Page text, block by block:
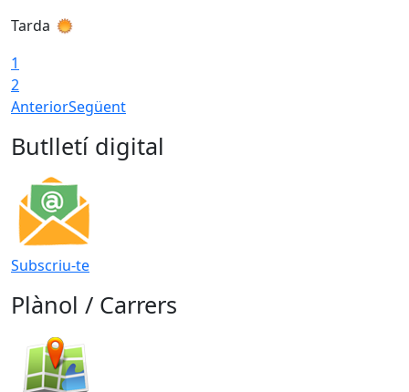
Tarda
1
2
AnteriorSegüent
Butlletí digital
Subscriu-te
Plànol / Carrers